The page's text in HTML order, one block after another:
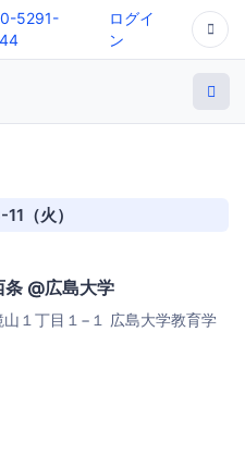
5291-
ログイ
ン
（火）
@広島大学
１丁目１−１
広島大学教育学